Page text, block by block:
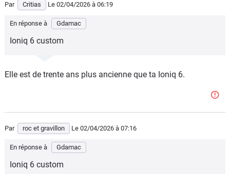
Par Critias Le 02/04/2026 à 06:19
En réponse à Gdamac
Ioniq 6 custom
Elle est de trente ans plus ancienne que ta Ioniq 6.
Par roc et gravillon Le 02/04/2026 à 07:16
En réponse à Gdamac
Ioniq 6 custom